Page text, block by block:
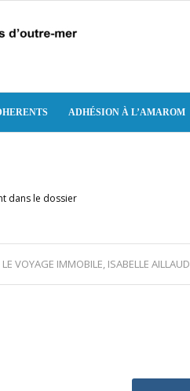
ADHÉSION À L’AMAROM
dans le dossier
LE VOYAGE IMMOBILE, ISABELLE AILLAUD